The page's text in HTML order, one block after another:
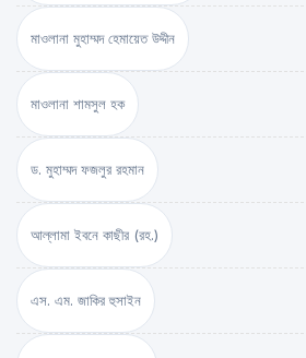
মাওলানা মুহাম্মদ হেমায়েত উদ্দীন
মাওলানা শামসুল হক
ড. মুহাম্মদ ফজলুর রহমান
আল্লামা ইবনে কাছীর (রহ.)
এস. এম. জাকির হুসাইন